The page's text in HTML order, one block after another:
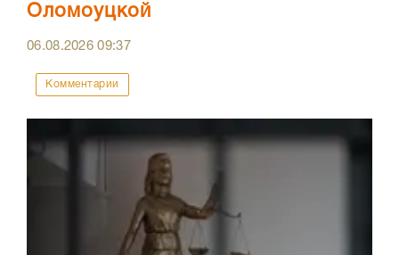
Оломоуцкой
06.08.202609:37
Комментарии